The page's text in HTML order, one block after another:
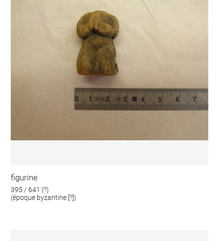
figurine
395 / 641 (?)
(époque byzantine [?])